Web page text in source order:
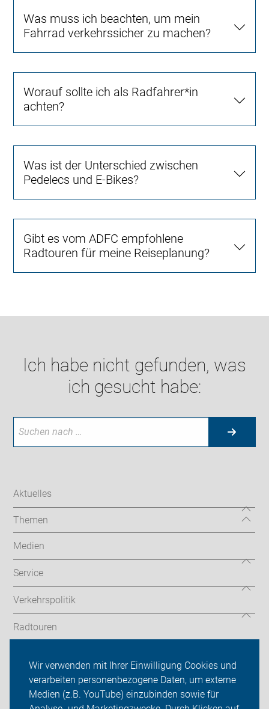
Wir verwenden mit Ihrer Einwilligung Cookies und
verarbeiten personenbezogene Daten, um externe
Medien (z.B. YouTube) einzubinden sowie für
Was muss ich beachten, um mein
Fahrrad verkehrssicher zu machen?
Worauf sollte ich als Radfahrer*in
achten?
Was ist der Unterschied zwischen
Pedelecs und E-Bikes?
Gibt es vom ADFC empfohlene
Radtouren für meine Reiseplanung?
Ich habe nicht gefunden, was
ich gesucht habe:
Aktuelles
Themen
Medien
Service
Verkehrspolitik
Radtouren
Mitmachen!